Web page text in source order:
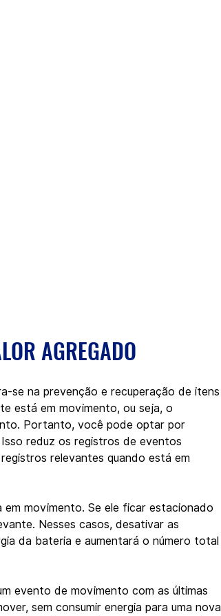
AGREGADO
se na prevenção e recuperação de itens
está em movimento, ou seja, o
Portanto, você pode optar por
reduz os registros de eventos
relevantes quando está em
movimento. Se ele ficar estacionado
Nesses casos, desativar as
da bateria e aumentará o número total
evento de movimento com as últimas
sem consumir energia para uma nova